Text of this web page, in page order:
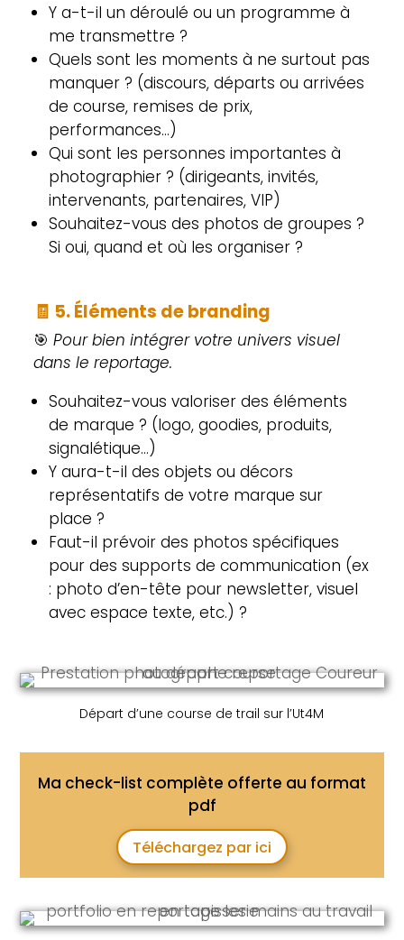
Y a-t-il un déroulé ou un programme à
me transmettre ?
Quels sont les moments à ne surtout pas
manquer ? (discours, départs ou arrivées
de course, remises de prix,
performances…)
Qui sont les personnes importantes à
photographier ? (dirigeants, invités,
intervenants, partenaires, VIP)
Souhaitez-vous des photos de groupes ?
Si oui, quand et où les organiser ?
🧾 5. Éléments de branding
🎯Pour bien intégrer votre univers visuel
dans le reportage.
Souhaitez-vous valoriser des éléments
de marque ? (logo, goodies, produits,
signalétique…)
Y aura-t-il des objets ou décors
représentatifs de votre marque sur
place ?
Faut-il prévoir des photos spécifiques
pour des supports de communication (ex
: photo d’en-tête pour newsletter, visuel
avec espace texte, etc.) ?
Départ d’une course de trail sur l’Ut4M
Ma check-list complète offerte au format
pdf
Téléchargez par ici